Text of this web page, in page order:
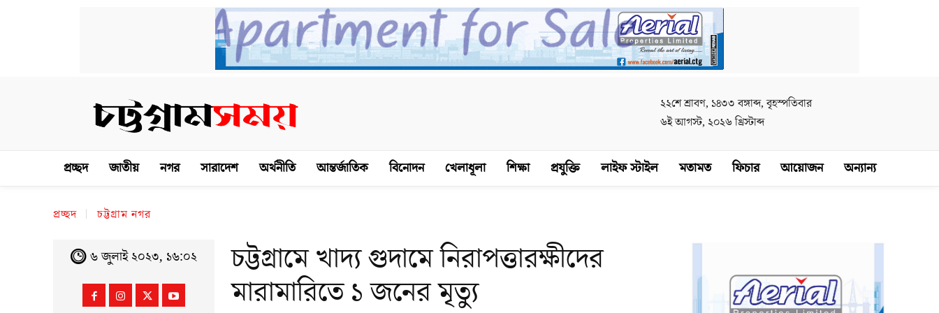
২২শে শ্রাবণ, ১৪৩৩ বঙ্গাব্দ, বৃহস্পতিবার
৬ই আগস্ট, ২০২৬ খ্রিস্টাব্দ
প্রচ্ছদ জাতীয় নগর সারাদেশ অর্থনীতি আন্তর্জাতিক বিনোদন খেলাধূলা শিক্ষা প্রযুক্তি লাইফ স্টাইল মতামত ফিচার আয়োজন অন্যান্য
প্রচ্ছদ চট্টগ্রাম নগর
৬ জুলাই ২০২৩, ১৬:০২
চট্টগ্রামে খাদ্য গুদামে নিরাপত্তারক্ষীদের
মারামারিতে ১ জনের মৃত্যু